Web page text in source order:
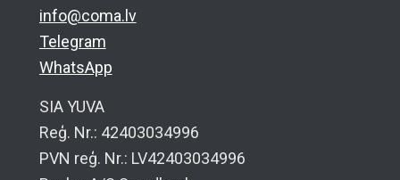
info@coma.lv
Telegram
WhatsApp
SIA YUVA
Reģ. Nr.: 42403034996
PVN reģ. Nr.: LV42403034996